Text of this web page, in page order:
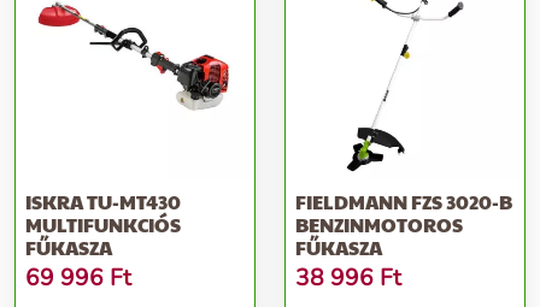
ISKRA TU-MT430
MULTIFUNKCIÓS
FŰKASZA
69 996 Ft
FIELDMANN FZS 3020-B
BENZINMOTOROS
FŰKASZA
38 996 Ft